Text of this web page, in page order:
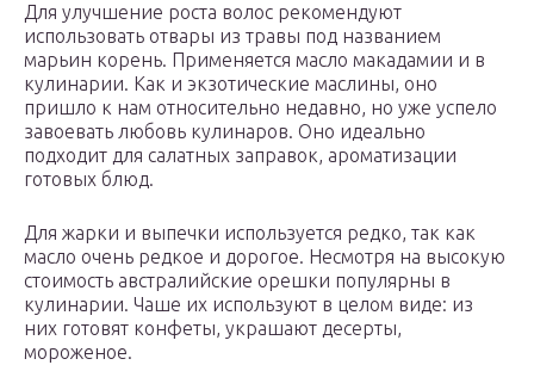
Для улучшение роста волос рекомендуют
использовать отвары из травы под названием
марьин корень. Применяется масло макадамии и в
кулинарии. Как и экзотические маслины, оно
пришло к нам относительно недавно, но уже успело
завоевать любовь кулинаров. Оно идеально
подходит для салатных заправок, ароматизации
готовых блюд.
Для жарки и выпечки используется редко, так как
масло очень редкое и дорогое. Несмотря на высокую
стоимость австралийские орешки популярны в
кулинарии. Чаше их используют в целом виде: из
них готовят конфеты, украшают десерты,
мороженое.